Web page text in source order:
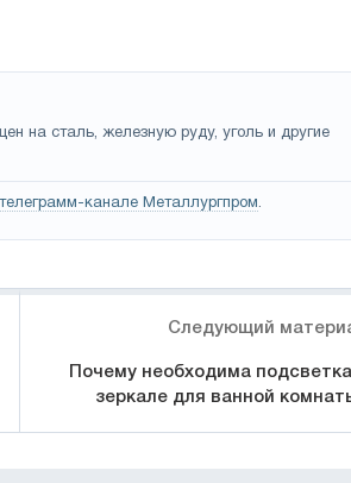
на сталь, железную руду, уголь и другие
телеграмм-канале Металлургпром.
Следующий
Почему необходима
зеркале для ванной